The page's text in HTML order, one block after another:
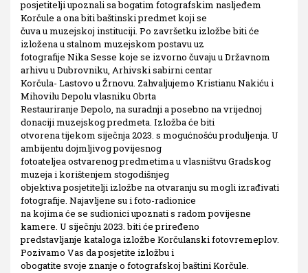
posjetitelji upoznali sa bogatim fotografskim nasljeđem
Korčule a ona biti baštinski predmet koji se
čuva u muzejskoj instituciji. Po završetku izložbe biti će
izložena u stalnom muzejskom postavu uz
fotografije Nika Sesse koje se izvorno čuvaju u Državnom
arhivu u Dubrovniku, Arhivski sabirni centar
Korčula- Lastovo u Žrnovu. Zahvaljujemo Kristianu Nakiću i
Mihovilu Depolu vlasniku Obrta
Restauriranje Depolo, na suradnji a posebno na vrijednoj
donaciji muzejskog predmeta. Izložba će biti
otvorena tijekom siječnja 2023. s mogućnošću produljenja. U
ambijentu dojmljivog povijesnog
fotoateljea ostvarenog predmetima u vlasništvu Gradskog
muzeja i korištenjem stogodišnjeg
objektiva posjetitelji izložbe na otvaranju su mogli izrađivati
fotografije. Najavljene su i foto-radionice
na kojima će se sudionici upoznati s radom povijesne
kamere. U siječnju 2023. biti će priređeno
predstavljanje kataloga izložbe Korčulanski fotovremeplov.
Pozivamo Vas da posjetite izložbu i
obogatite svoje znanje o fotografskoj baštini Korčule.